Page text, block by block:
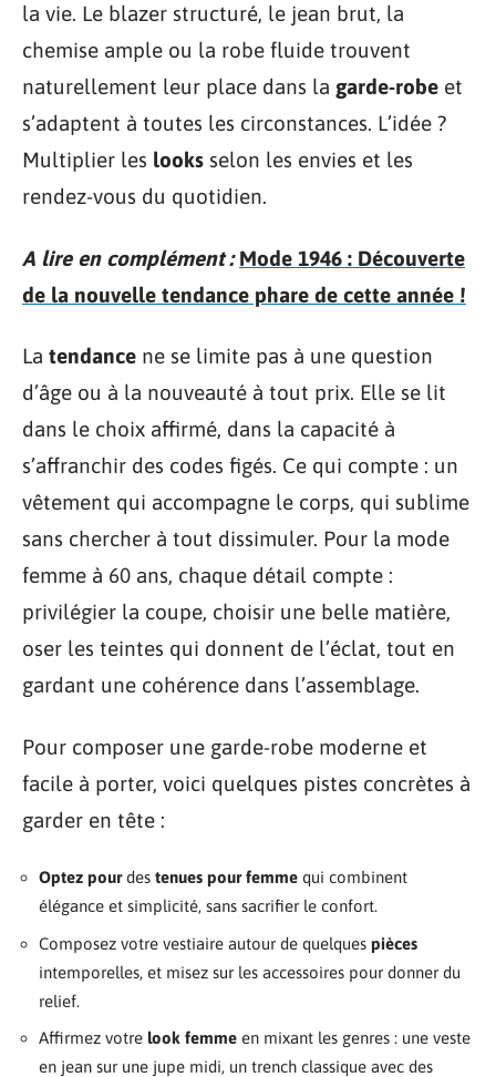
la vie. Le blazer structuré, le jean brut, la
chemise ample ou la robe fluide trouvent
naturellement leur place dans la garde-robe et
s’adaptent à toutes les circonstances. L’idée ?
Multiplier les looks selon les envies et les
rendez-vous du quotidien.
A lire en complément : Mode 1946 : Découverte
de la nouvelle tendance phare de cette année !
La tendance ne se limite pas à une question
d’âge ou à la nouveauté à tout prix. Elle se lit
dans le choix affirmé, dans la capacité à
s’affranchir des codes figés. Ce qui compte : un
vêtement qui accompagne le corps, qui sublime
sans chercher à tout dissimuler. Pour la mode
femme à 60 ans, chaque détail compte :
privilégier la coupe, choisir une belle matière,
oser les teintes qui donnent de l’éclat, tout en
gardant une cohérence dans l’assemblage.
Pour composer une garde-robe moderne et
facile à porter, voici quelques pistes concrètes à
garder en tête :
Optez pourdes tenues pour femme qui combinent
élégance et simplicité, sans sacrifier le confort.
Composez votre vestiaire autour de quelques pièces
intemporelles, et misez sur les accessoires pour donner du
relief.
Affirmez votre look femme en mixant les genres : une veste
en jean sur une jupe midi, un trench classique avec des